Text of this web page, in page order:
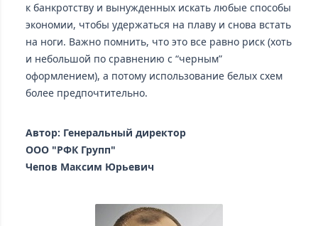
к банкротству и вынужденных искать любые способы
экономии, чтобы удержаться на плаву и снова встать
на ноги. Важно помнить, что это все равно риск (хоть
и небольшой по сравнению с “черным”
оформлением), а потому использование белых схем
более предпочтительно.
Автор: Генеральный директор
ООО "РФК Групп"
Чепов Максим Юрьевич